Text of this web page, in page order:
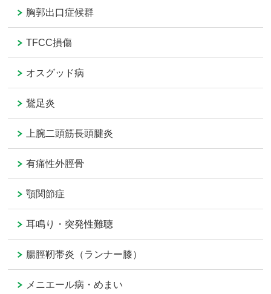
胸郭出口症候群
TFCC損傷
オスグッド病
鵞足炎
上腕二頭筋長頭腱炎
有痛性外脛骨
顎関節症
耳鳴り・突発性難聴
腸脛靭帯炎（ランナー膝）
メニエール病・めまい